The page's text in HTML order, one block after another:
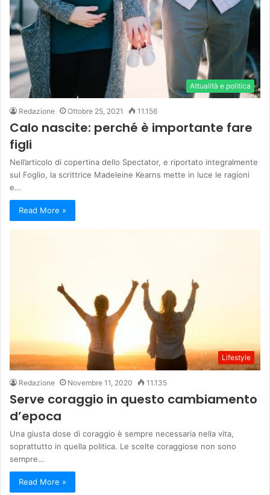
Attualità e politica
Redazione Ottobre 25, 2021 11.156
Calo nascite: perché è importante fare
figli
Nell’articolo di copertina dello Spectator, e riportato integralmente
sul Foglio, la scrittrice Madeleine Kearns mette in luce le ragioni
e…
Read More »
Lifestyle
Redazione Novembre 11, 2020 11.135
Serve coraggio in questo cambiamento
d’epoca
Una giusta dose di coraggio è sempre necessaria nella vita,
soprattutto in quella politica. Le scelte coraggiose non sono
sempre…
Read More »